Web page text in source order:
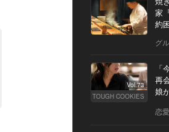
家
約
グ
Vol.73
TOUGH COOKIES
「
再
娘
恋愛